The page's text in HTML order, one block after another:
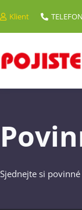
Klient
Sjednejte si